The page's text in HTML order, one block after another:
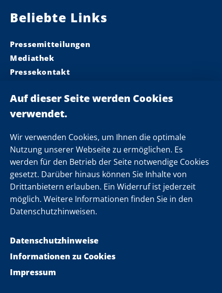
Wir verwenden Cookies, um Ihnen die optimale
Nutzung unserer Webseite zu ermöglichen. Es
werden für den Betrieb der Seite notwendige Cookies
gesetzt. Darüber hinaus können Sie Inhalte von
Drittanbietern erlauben. Ein Widerruf ist jederzeit
möglich. Weitere Informationen finden Sie in den
Datenschutzhinweisen.
Datenschutzhinweise
Impressum
Informationen zu Cookies
Beliebte Links
Pressemitteilungen
Mediathek
Pressekontakt
Landeskabinett
Einsamkeit
Folgen Sie uns